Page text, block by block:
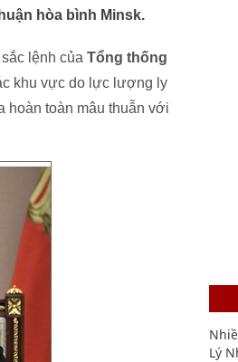
hòa bình Minsk.
lệnh của Tổng thống
khu vực do lực lượng ly
hoàn toàn mâu thuẫn với
Lý